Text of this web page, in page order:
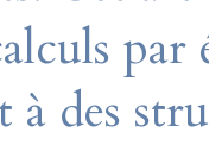
par
des